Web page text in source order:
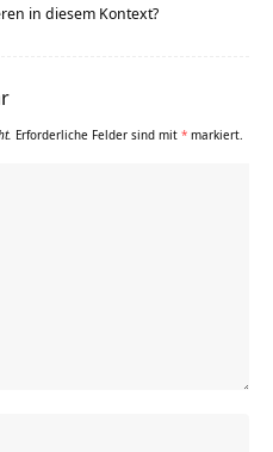
in diesem Kontext?
Erforderliche Felder sind mit * markiert.